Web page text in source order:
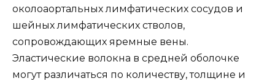
околоаортальных лимфатических сосудов и
шейных лимфатических стволов,
сопровождающих яремные вены.
Эластические волокна в средней оболочке
могут различаться по количеству, толщине и